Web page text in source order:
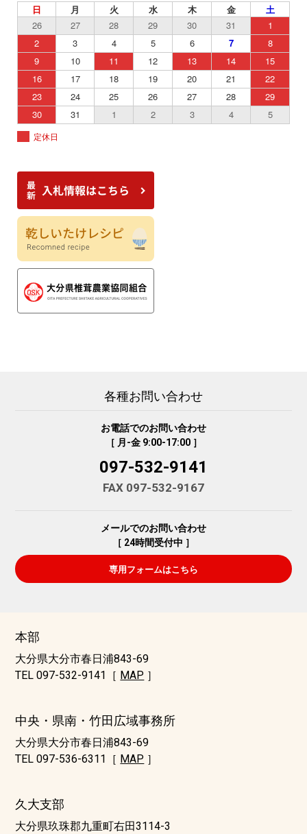
日 月 火 水 木 金
土
26
27 28 29 30 31
1
2
3 4 5 6 7
8
9
10 11 12 13 14
15
16
17 18 19 20 21
22
23
24 25 26 27 28
29
30
31 1 2 3 4 5
定休日
各種お問い合わせ
お電話でのお問い合わせ
［ 月-金 9:00-17:00 ］
097-532-9141
FAX 097-532-9167
メールでのお問い合わせ
［ 24時間受付中 ］
専用フォームはこちら
本部
大分県大分市春日浦843-69
TEL 097-532-9141［ MAP ］
中央・県南・竹田広域事務所
大分県大分市春日浦843-69
TEL 097-536-6311［ MAP ］
久大支部
大分県玖珠郡九重町右田3114-3